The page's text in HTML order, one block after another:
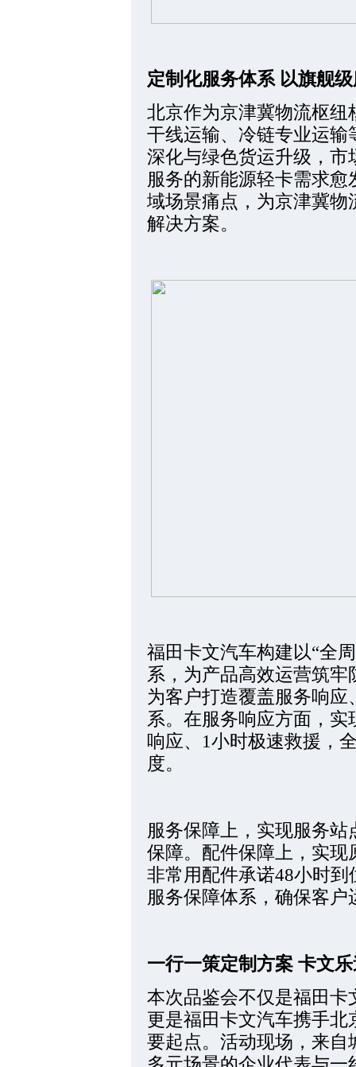
定制化服务体系 以旗舰
北京作为京津冀物流枢
干线运输、冷链专业运
深化与绿色货运升级，
服务的新能源轻卡需求
域场景痛点，为京津冀
解决方案。
福田卡文汽车构建以“全
系，为产品高效运营筑
为客户打造覆盖服务响
系。在服务响应方面，
响应、1小时极速救援，
度。
服务保障上，实现服务
保障。配件保障上，实现
非常用配件承诺48小时
服务保障体系，确保客户
一行一策定制方案 卡文
本次品鉴会不仅是福田卡
更是福田卡文汽车携手
要起点。活动现场，来